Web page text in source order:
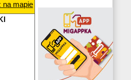
na mapie